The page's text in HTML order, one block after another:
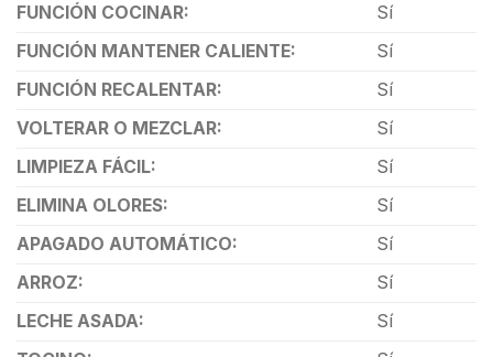
FUNCIÓN COCINAR:
Sí
FUNCIÓN MANTENER CALIENTE:
Sí
FUNCIÓN RECALENTAR:
Sí
VOLTERAR O MEZCLAR:
Sí
LIMPIEZA FÁCIL:
Sí
ELIMINA OLORES:
Sí
APAGADO AUTOMÁTICO:
Sí
ARROZ:
Sí
LECHE ASADA:
Sí